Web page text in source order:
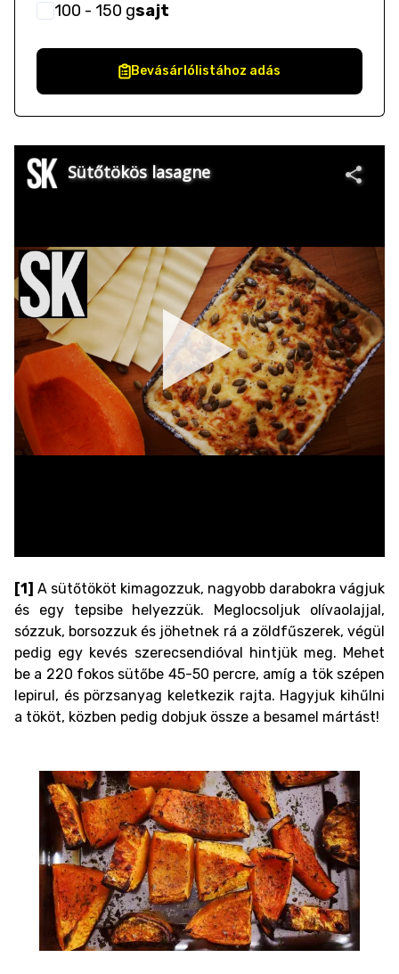
100 - 150 gsajt
Bevásárlólistához adás
[1] A sütőtököt kimagozzuk, nagyobb darabokra vágjuk
és egy tepsibe helyezzük. Meglocsoljuk olívaolajjal,
sózzuk, borsozzuk és jöhetnek rá a zöldfűszerek, végül
pedig egy kevés szerecsendióval hintjük meg. Mehet
be a 220 fokos sütőbe 45-50 percre, amíg a tök szépen
lepirul, és pörzsanyag keletkezik rajta. Hagyjuk kihűlni
a tököt, közben pedig dobjuk össze a besamel mártást!